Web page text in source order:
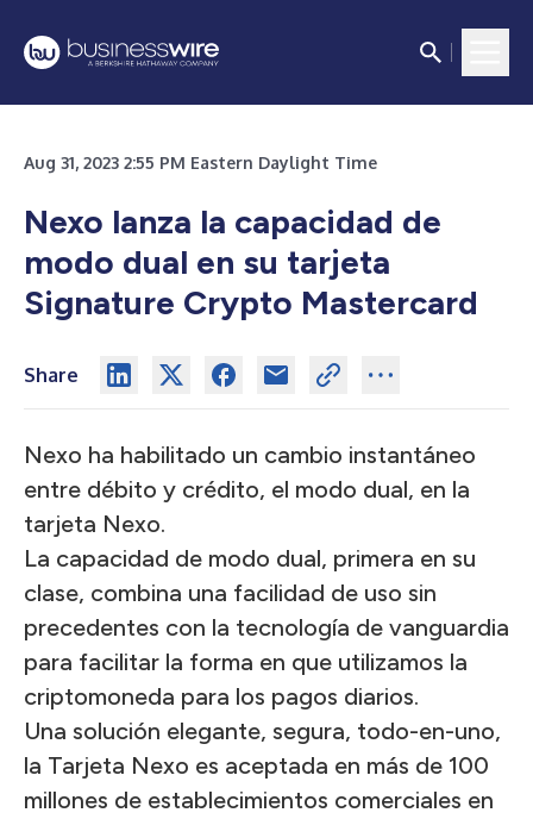
Aug 31, 2023 2:55 PM Eastern Daylight Time
Nexo lanza la capacidad de
modo dual en su tarjeta
Signature Crypto Mastercard
Share
Nexo ha habilitado un cambio instantáneo
entre débito y crédito, el modo dual, en la
tarjeta Nexo.
La capacidad de modo dual, primera en su
clase, combina una facilidad de uso sin
precedentes con la tecnología de vanguardia
para facilitar la forma en que utilizamos la
criptomoneda para los pagos diarios.
Una solución elegante, segura, todo-en-uno,
la Tarjeta Nexo es aceptada en más de 100
millones de establecimientos comerciales en